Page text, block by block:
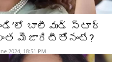
బాలీవుడ్ స్టార్
మెజారిటీతోనంటే?
2024, 18:51 PM